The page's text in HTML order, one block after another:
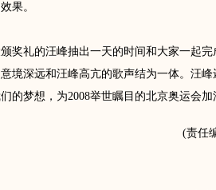
果。
礼的汪峰抽出一天的时间和大家一起完
境深远和汪峰高亢的歌声结为一体。汪峰
的梦想，为2008举世瞩目的北京奥运会加
(责任